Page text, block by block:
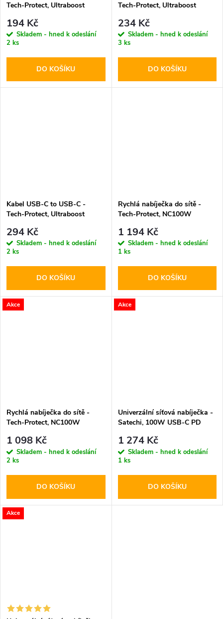
Tech-Protect, Ultraboost
194 Kč
Skladem - hned k odeslání
2 ks
DO KOŠÍKU
Tech-Protect, Ultraboost
234 Kč
Skladem - hned k odeslání
3 ks
DO KOŠÍKU
Kabel USB-C to USB-C -
Tech-Protect, Ultraboost
294 Kč
Skladem - hned k odeslání
2 ks
DO KOŠÍKU
Rychlá nabíječka do sítě -
Tech-Protect, NC100W
1 194 Kč
Skladem - hned k odeslání
1 ks
DO KOŠÍKU
Akce
Rychlá nabíječka do sítě -
Tech-Protect, NC100W
1 098 Kč
Skladem - hned k odeslání
2 ks
DO KOŠÍKU
Akce
Univerzální síťová nabíječka -
Satechi, 100W USB-C PD
1 274 Kč
Skladem - hned k odeslání
1 ks
DO KOŠÍKU
Akce